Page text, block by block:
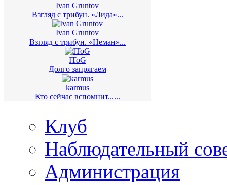
Ivan Gruntov
Взгляд с трибун. «Лида»...
Ivan Gruntov
Взгляд с трибун. «Неман»...
IToG
Долго запрягаем
karmus
Кто сейчас вспомнит......
Клуб
Наблюдательный
Администрация